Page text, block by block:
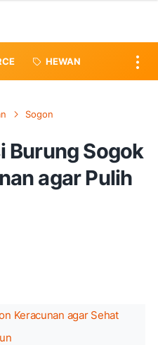
HEWAN
Sogon
Burung Sogok
agar Pulih
Keracunan agar Sehat